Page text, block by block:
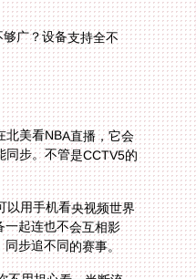
广？设备支持全不
美看NBA直播，它会
同步。不管是CCTV5的
用手机看央视频世界
一起连也不会互相影
步追不同的赛事。